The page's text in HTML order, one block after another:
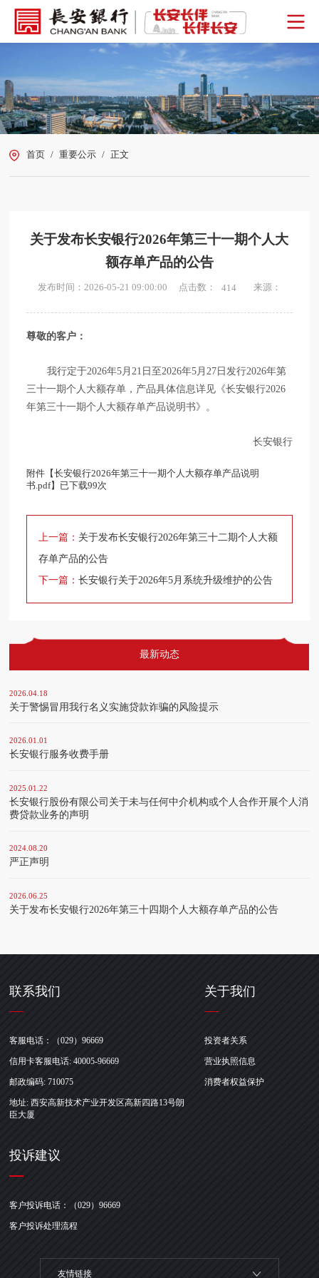
首页 / 重要公示 / 正文
关于发布长安银行2026年第三十一期个人大
额存单产品的公告
发布时间：2026-05-21 09:00:00 点击数： 414 来源：
尊敬的客户：
我行定于2026年5月21日至2026年5月27日发行2026年第
三十一期个人大额存单，产品具体信息详见《长安银行2026
年第三十一期个人大额存单产品说明书》。
长安银行
附件【长安银行2026年第三十一期个人大额存单产品说明
书.pdf】已下载99次
上一篇： 关于发布长安银行2026年第三十二期个人大额
存单产品的公告
下一篇：长安银行关于2026年5月系统升级维护的公告
最新动态
2026.04.18
关于警惕冒用我行名义实施贷款诈骗的风险提示
2026.01.01
长安银行服务收费手册
2025.01.22
长安银行股份有限公司关于未与任何中介机构或个人合作开展个人消
费贷款业务的声明
2024.08.20
严正声明
2026.06.25
关于发布长安银行2026年第三十四期个人大额存单产品的公告
联系我们
客服电话：（029）96669
信用卡客服电话: 40005-96669
邮政编码: 710075
地址: 西安高新技术产业开发区高新四路13号朗
臣大厦
关于我们
投资者关系
营业执照信息
消费者权益保护
投诉建议
客户投诉电话：（029）96669
客户投诉处理流程
友情链接